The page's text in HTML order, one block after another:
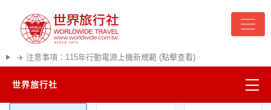
✈️ 注意事項：115年行動電源上機新規範 (點擊查看)
世界旅行社